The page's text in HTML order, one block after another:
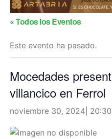
« Todos los Eventos
Este evento ha pasado.
Mocedades
villancico en Ferrol
noviembre 30, 2024| 20:30